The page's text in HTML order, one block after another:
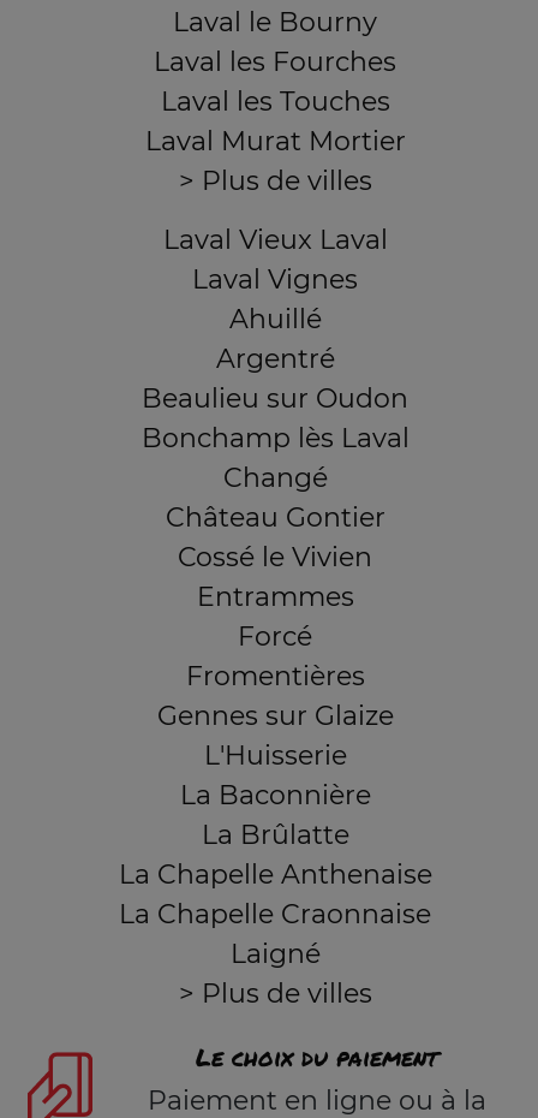
Laval le Bourny
Laval les Fourches
Laval les Touches
Laval Murat Mortier
> Plus de villes
Laval Vieux Laval
Laval Vignes
Ahuillé
Argentré
Beaulieu sur Oudon
Bonchamp lès Laval
Changé
Château Gontier
Cossé le Vivien
Entrammes
Forcé
Fromentières
Gennes sur Glaize
L'Huisserie
La Baconnière
La Brûlatte
La Chapelle Anthenaise
La Chapelle Craonnaise
Laigné
> Plus de villes
Le choix du paiement
Paiement en ligne ou à la